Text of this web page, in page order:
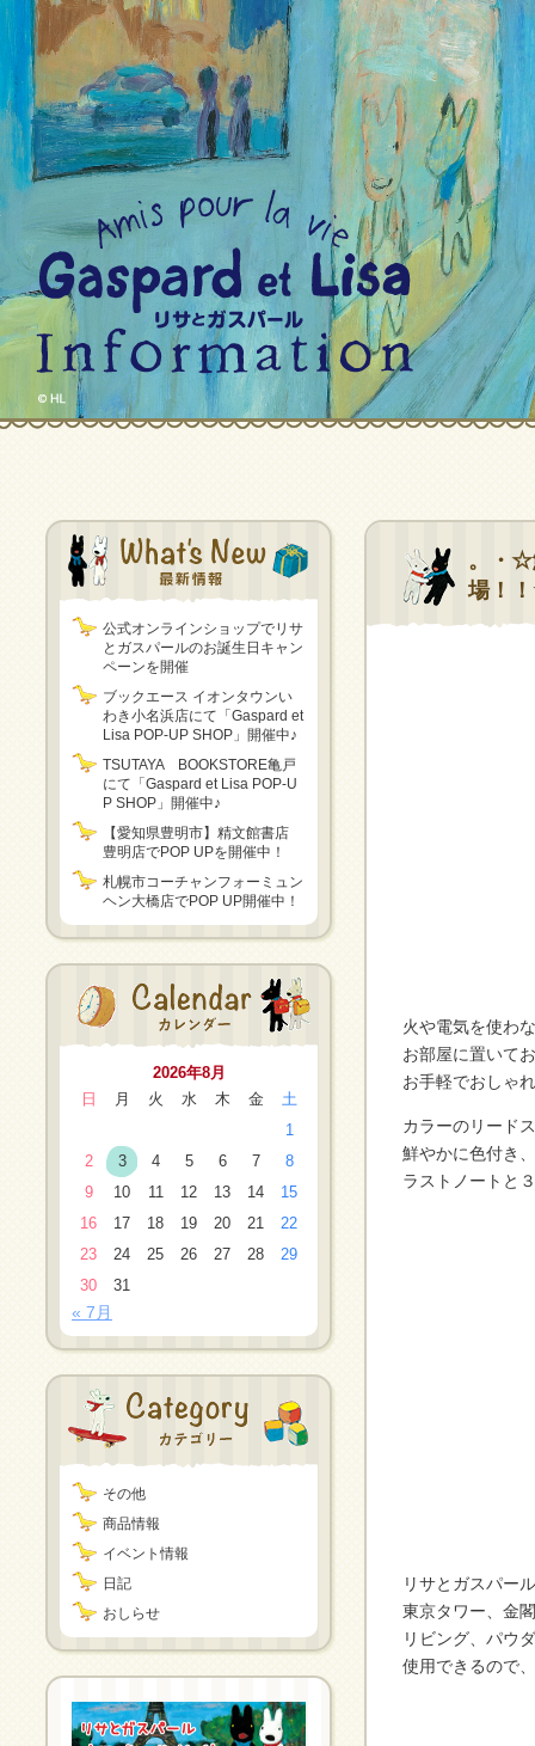
公式オンラインショップでリサ
とガスパールのお誕生日キャン
ペーンを開催
ブックエース イオンタウンい
わき小名浜店にて「Gaspard et
Lisa POP-UP SHOP」開催中♪
TSUTAYA BOOKSTORE亀戸
にて「Gaspard et Lisa POP-U
P SHOP」開催中♪
【愛知県豊明市】精文館書店
豊明店でPOP UPを開催中！
札幌市コーチャンフォーミュン
ヘン大橋店でPOP UP開催中！
2026年8月
日
月 火 水 木 金
土
1
2
3 4 5 6 7
8
9
10 11 12 13 14
15
16
17 18 19 20 21
22
23
24 25 26 27 28
29
30
31
« 7月
その他
商品情報
イベント情報
日記
おしらせ
。・☆
場！
火や電気を使わ
お部屋に置いて
お手軽でおしゃ
カラーのリード
鮮やかに色付き
ラストノートと
リサとガスパー
東京タワー、金
リビング、パウ
使用できるので